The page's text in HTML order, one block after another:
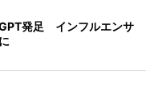
発足 インフルエンサ